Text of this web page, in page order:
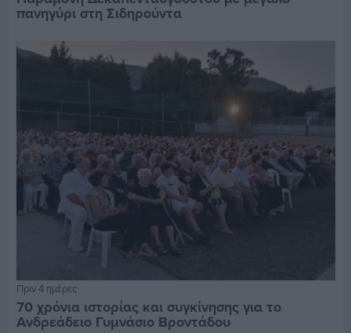
πανηγύρι στη Σιδηρούντα
Πριν 4 ημέρες
70 χρόνια ιστορίας και συγκίνησης για το
Ανδρεάδειο Γυμνάσιο Βροντάδου